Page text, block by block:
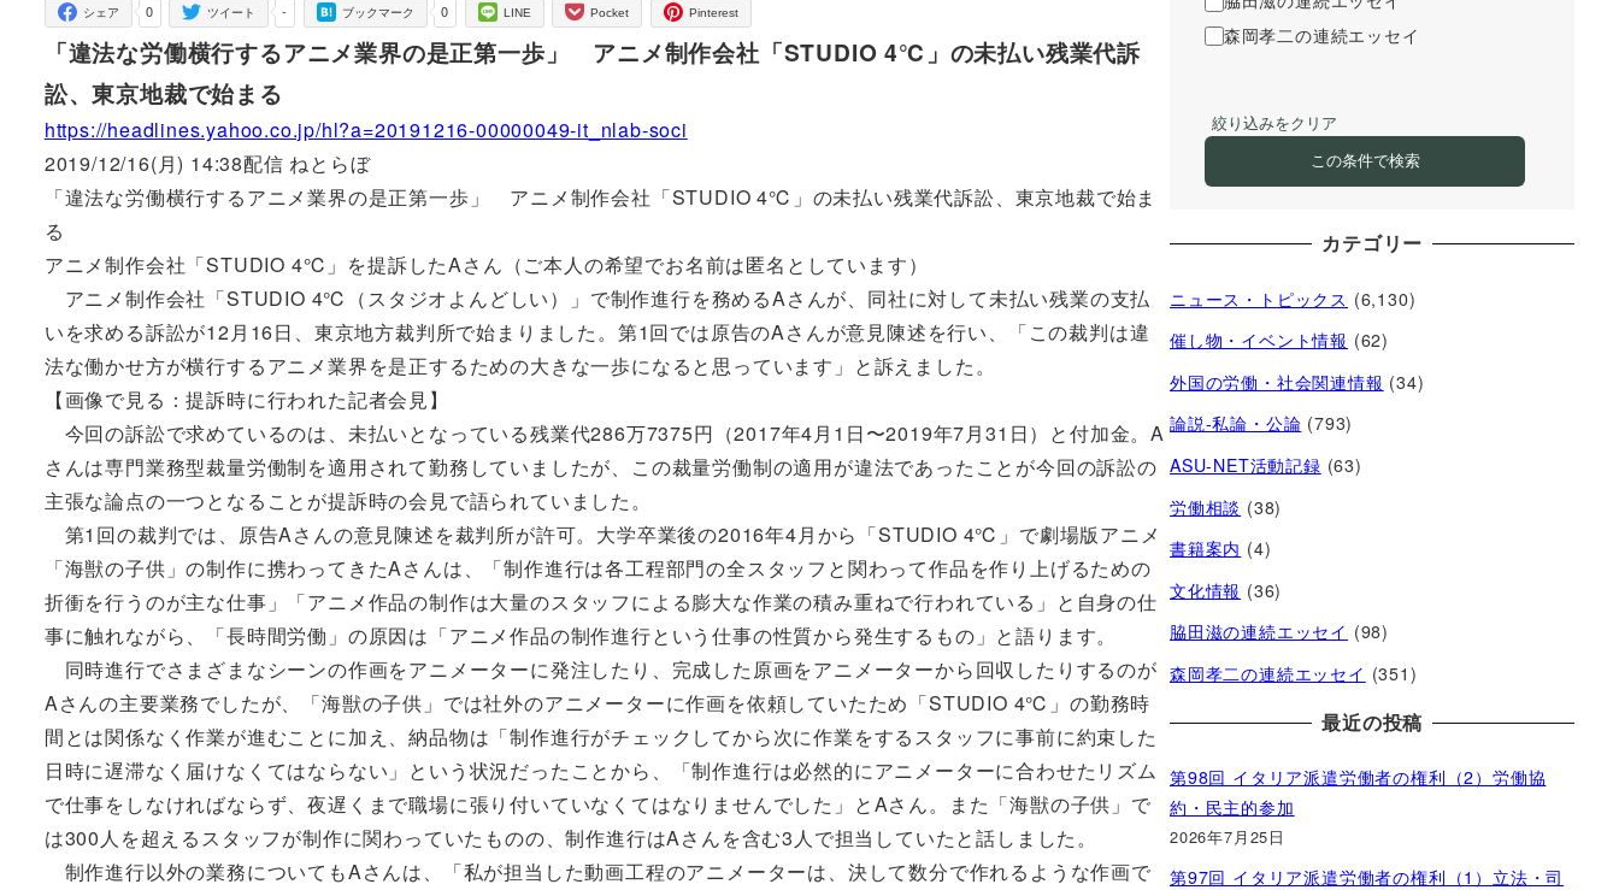
0
シェア -
ツイート 0
ブックマーク LINE Pocket Pinterest
「違法な労働横行するアニメ業界の是正第一歩」 アニメ制作会社「STUDIO 4℃」の未払い残業代訴
訟、東京地裁で始まる
https://headlines.yahoo.co.jp/hl?a=20191216-00000049-it_nlab-soci
2019/12/16(月) 14:38配信 ねとらぼ
「違法な労働横行するアニメ業界の是正第一歩」 アニメ制作会社「STUDIO 4℃」の未払い残業代訴訟、東京地裁で始ま
る
アニメ制作会社「STUDIO 4℃」を提訴したAさん（ご本人の希望でお名前は匿名としています）
アニメ制作会社「STUDIO 4℃（スタジオよんどしい）」で制作進行を務めるAさんが、同社に対して未払い残業の支払
いを求める訴訟が12月16日、東京地方裁判所で始まりました。第1回では原告のAさんが意見陳述を行い、「この裁判は違
法な働かせ方が横行するアニメ業界を是正するための大きな一歩になると思っています」と訴えました。
【画像で見る：提訴時に行われた記者会見】
今回の訴訟で求めているのは、未払いとなっている残業代286万7375円（2017年4月1日〜2019年7月31日）と付加金。A
さんは専門業務型裁量労働制を適用されて勤務していましたが、この裁量労働制の適用が違法であったことが今回の訴訟の
主張な論点の一つとなることが提訴時の会見で語られていました。
第1回の裁判では、原告Aさんの意見陳述を裁判所が許可。大学卒業後の2016年4月から「STUDIO 4℃」で劇場版アニメ
「海獣の子供」の制作に携わってきたAさんは、「制作進行は各工程部門の全スタッフと関わって作品を作り上げるための
折衝を行うのが主な仕事」「アニメ作品の制作は大量のスタッフによる膨大な作業の積み重ねで行われている」と自身の仕
事に触れながら、「長時間労働」の原因は「アニメ作品の制作進行という仕事の性質から発生するもの」と語ります。
同時進行でさまざまなシーンの作画をアニメーターに発注したり、完成した原画をアニメーターから回収したりするのが
Aさんの主要業務でしたが、「海獣の子供」では社外のアニメーターに作画を依頼していたため「STUDIO 4℃」の勤務時
間とは関係なく作業が進むことに加え、納品物は「制作進行がチェックしてから次に作業をするスタッフに事前に約束した
日時に遅滞なく届けなくてはならない」という状況だったことから、「制作進行は必然的にアニメーターに合わせたリズム
で仕事をしなければならず、夜遅くまで職場に張り付いていなくてはなりませんでした」とAさん。また「海獣の子供」で
は300人を超えるスタッフが制作に関わっていたものの、制作進行はAさんを含む3人で担当していたと話しました。
制作進行以外の業務についてもAさんは、「私が担当した動画工程のアニメーターは、決して数分で作れるような作画で
森岡孝二の連続エッセイ
絞り込みをクリア
この条件で検索
カテゴリー
ニュース・トピックス (6,130)
催し物・イベント情報 (62)
外国の労働・社会関連情報 (34)
論説-私論・公論 (793)
ASU-NET活動記録 (63)
労働相談 (38)
書籍案内 (4)
文化情報 (36)
脇田滋の連続エッセイ (98)
森岡孝二の連続エッセイ (351)
最近の投稿
第98回 イタリア派遣労働者の権利（2）労働協
約・民主的参加
2026年7月25日
第97回 イタリア派遣労働者の権利（1）立法・司